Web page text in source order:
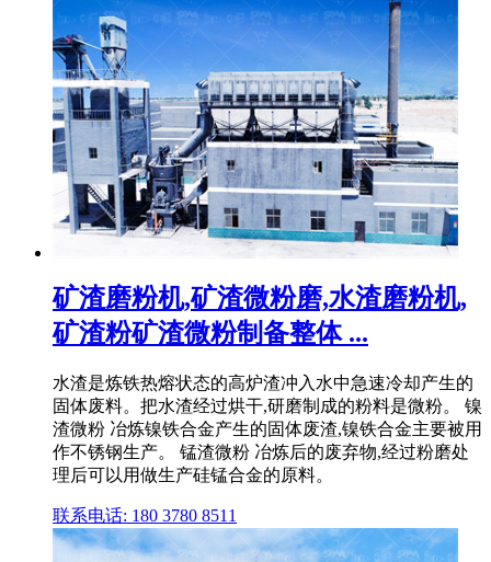
矿渣磨粉机,矿渣微粉磨,水渣磨粉机,
矿渣粉矿渣微粉制备整体 ...
水渣是炼铁热熔状态的高炉渣冲入水中急速冷却产生的
固体废料。把水渣经过烘干,研磨制成的粉料是微粉。 镍
渣微粉 冶炼镍铁合金产生的固体废渣,镍铁合金主要被用
作不锈钢生产。 锰渣微粉 冶炼后的废弃物,经过粉磨处
理后可以用做生产硅锰合金的原料。
联系电话: 180 3780 8511